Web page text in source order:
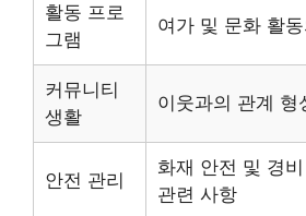
활동 프로
그램
여가 및 문화 활
커뮤니티
생활
이웃과의 관계 형
안전 관리
화재 안전 및 경
관련 사항